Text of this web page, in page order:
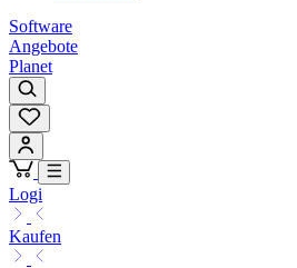
Software
Angebote
Planet
Logi
Kaufen